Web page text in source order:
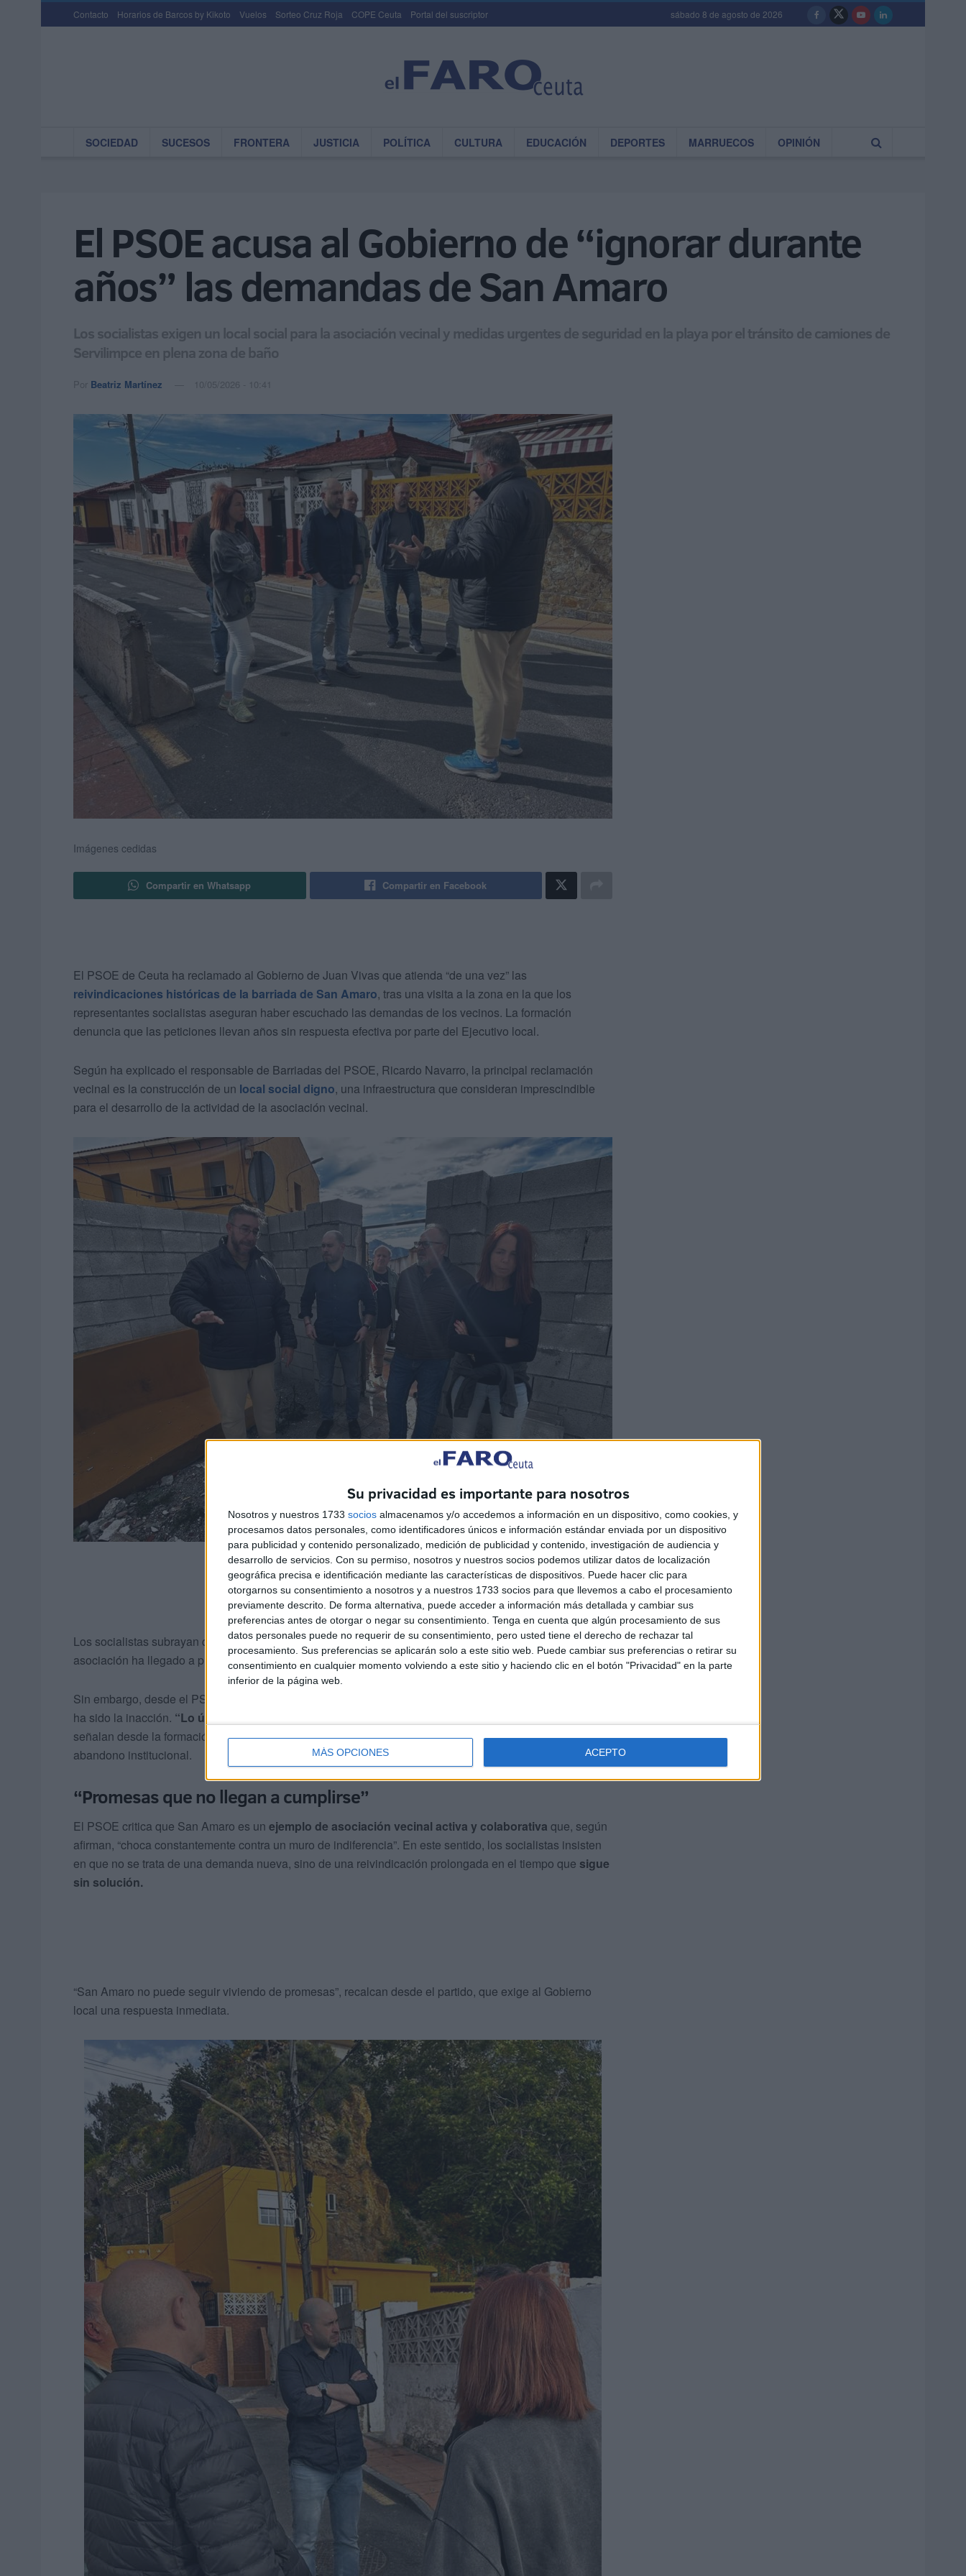
Su privacidad es importante para nosotros
Nosotros y nuestros 1733 socios almacenamos y/o accedemos a información en un dispositivo, como cookies, y
procesamos datos personales, como identificadores únicos e información estándar enviada por un dispositivo
para publicidad y contenido personalizado, medición de publicidad y contenido, investigación de audiencia y
desarrollo de servicios. Con su permiso, nosotros y nuestros socios podemos utilizar datos de localización
geográfica precisa e identificación mediante las características de dispositivos. Puede hacer clic para
otorgarnos su consentimiento a nosotros y a nuestros 1733 socios para que llevemos a cabo el procesamiento
previamente descrito. De forma alternativa, puede acceder a información más detallada y cambiar sus
preferencias antes de otorgar o negar su consentimiento. Tenga en cuenta que algún procesamiento de sus
datos personales puede no requerir de su consentimiento, pero usted tiene el derecho de rechazar tal
procesamiento. Sus preferencias se aplicarán solo a este sitio web. Puede cambiar sus preferencias o retirar su
consentimiento en cualquier momento volviendo a este sitio y haciendo clic en el botón "Privacidad" en la parte
inferior de la página web.
MÁS OPCIONES ACEPTO
Contacto Horarios de Barcos by Kikoto Vuelos Sorteo Cruz Roja COPE Ceuta Portal del suscriptor sábado 8 de agosto de 2026
SOCIEDAD SUCESOS FRONTERA JUSTICIA POLÍTICA CULTURA EDUCACIÓN DEPORTES MARRUECOS OPINIÓN
El PSOE acusa al Gobierno de “ignorar durante
años” las demandas de San Amaro
Los socialistas exigen un local social para la asociación vecinal y medidas urgentes de seguridad en la playa por el tránsito de camiones de
Servilimpce en plena zona de baño
Por Beatriz Martínez 10/05/2026 - 10:41
Imágenes cedidas
Compartir en Whatsapp Compartir en Facebook
El PSOE de Ceuta ha reclamado al Gobierno de Juan Vivas que atienda “de una vez” las
reivindicaciones históricas de la barriada de San Amaro, tras una visita a la zona en la que los
representantes socialistas aseguran haber escuchado las demandas de los vecinos. La formación
denuncia que las peticiones llevan años sin respuesta efectiva por parte del Ejecutivo local.
Según ha explicado el responsable de Barriadas del PSOE, Ricardo Navarro, la principal reclamación
vecinal es la construcción de un local social digno, una infraestructura que consideran imprescindible
para el desarrollo de la actividad de la asociación vecinal.
Los socialistas subrayan que incluso existeun solar disponible para su construcción y que la propia
asociación ha llegado a plantear asumir parte del coste del proyecto.
Sin embargo, desde el PSOE denuncian que, pese a estas iniciativas, la respuesta del Gobierno del PP
ha sido la inacción. “Lo único que han recibido son promesas que no se han materializado”,
señalan desde la formación, que acusa al Ejecutivo de mantener a la barriada en una situación de
abandono institucional.
“Promesas que no llegan a cumplirse”
El PSOE critica que San Amaro es un ejemplo de asociación vecinal activa y colaborativa que, según
afirman, “choca constantemente contra un muro de indiferencia”. En este sentido, los socialistas insisten
en que no se trata de una demanda nueva, sino de una reivindicación prolongada en el tiempo que sigue
sin solución.
“San Amaro no puede seguir viviendo de promesas”, recalcan desde el partido, que exige al Gobierno
local una respuesta inmediata.